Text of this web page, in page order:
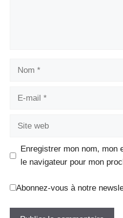
Nom
Site
Enregistrer mon nom, mon
le navigateur pour mon
Abonnez-vous à notre